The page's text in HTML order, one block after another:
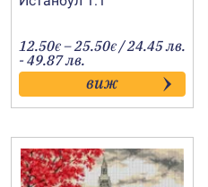
12.50€ –25.50€Price
range:
12.50€
through
25.50€
/ 24.45 лв.
- 49.87 лв.
виж